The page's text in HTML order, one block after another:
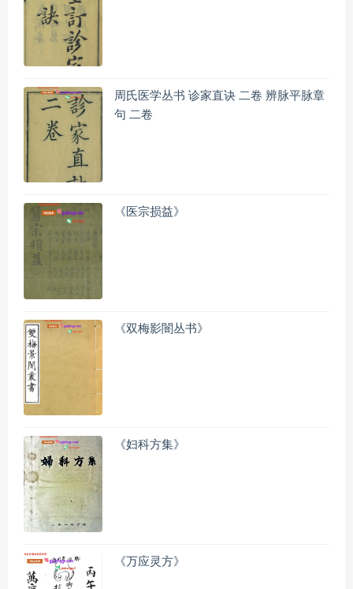
周氏医学丛书 诊家直诀 二卷 辨脉平脉章
句 二卷
《医宗损益》
《双梅影闇丛书》
《妇科方集》
《万应灵方》